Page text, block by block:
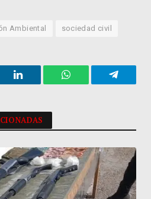
Ambiental sociedad civil
LinkedIn WhatsApp